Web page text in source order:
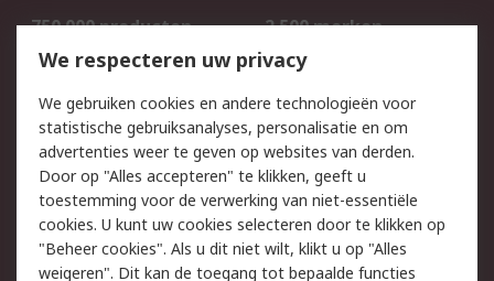
750.000 producten
2.500 merken
Bestellen
Inkoopoplossingen
Track & Trace
Wettelijk
Cookiebeleid
Email veiligheid
Privacybeleid
Websitevoorwaarden
We respecteren uw privacy
We gebruiken cookies en andere technologieën voor
statistische gebruiksanalyses, personalisatie en om
advertenties weer te geven op websites van derden.
Door op "Alles accepteren" te klikken, geeft u
toestemming voor de verwerking van niet-essentiële
cookies. U kunt uw cookies selecteren door te klikken op
"Beheer cookies". Als u dit niet wilt, klikt u op "Alles
weigeren". Dit kan de toegang tot bepaalde functies